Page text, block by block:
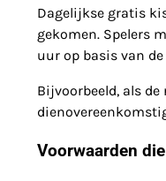
Dagelijkse gratis
gekomen. Spelers
uur op basis van
Bijvoorbeeld, als
Voorwaarden